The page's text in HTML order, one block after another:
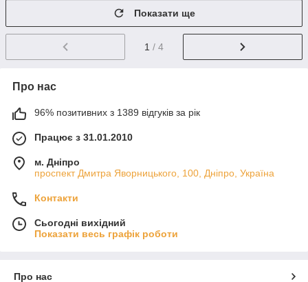
Показати ще
1 / 4
Про нас
96% позитивних з 1389 відгуків за рік
Працює з 31.01.2010
м. Дніпро
проспект Дмитра Яворницького, 100, Дніпро, Україна
Контакти
Сьогодні вихідний
Показати весь графік роботи
Про нас